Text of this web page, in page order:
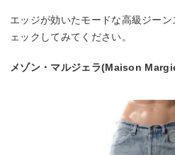
エッジが効いたモードな高級ジー
ェックしてみてください。
メゾン・マルジェラ(Maison